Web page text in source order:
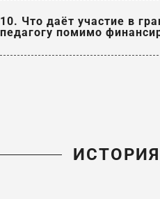
10. Что даёт участие в
педагогу помимо